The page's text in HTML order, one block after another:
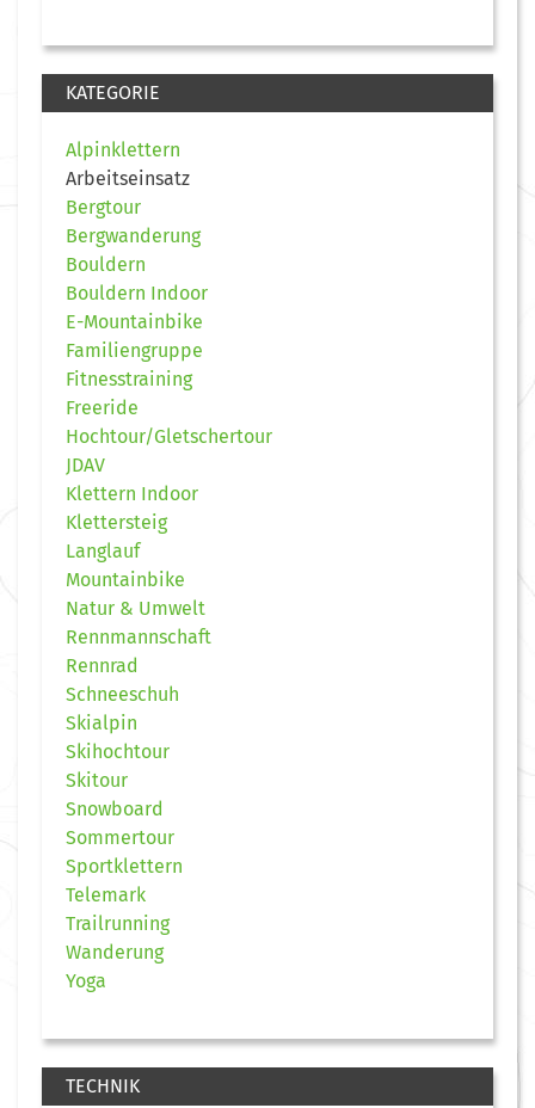
KATEGORIE
Alpinklettern
Arbeitseinsatz
Bergtour
Bergwanderung
Bouldern
Bouldern Indoor
E-Mountainbike
Familiengruppe
Fitnesstraining
Freeride
Hochtour/Gletschertour
JDAV
Klettern Indoor
Klettersteig
Langlauf
Mountainbike
Natur & Umwelt
Rennmannschaft
Rennrad
Schneeschuh
Skialpin
Skihochtour
Skitour
Snowboard
Sommertour
Sportklettern
Telemark
Trailrunning
Wanderung
Yoga
TECHNIK